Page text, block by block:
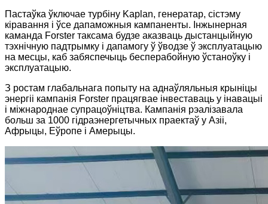
Пастаўка ўключае турбіну Kaplan, генератар, сістэму
кіравання і ўсе дапаможныя кампаненты. Інжынерная
каманда Forster таксама будзе аказваць дыстанцыйную
тэхнічную падтрымку і дапамогу ў ўводзе ў эксплуатацыю
на месцы, каб забяспечыць бесперабойную ўстаноўку і
эксплуатацыю.
З ростам глабальнага попыту на аднаўляльныя крыніцы
энергіі кампанія Forster працягвае інвеставаць у інавацыі
і міжнароднае супрацоўніцтва. Кампанія рэалізавала
больш за 1000 гідраэнергетычных праектаў у Азіі,
Афрыцы, Еўропе і Амерыцы.